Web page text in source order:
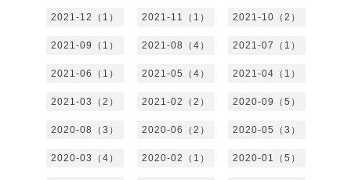
2021-12（1） 2021-11（1） 2021-10（2）
2021-09（1） 2021-08（4） 2021-07（1）
2021-06（1） 2021-05（4） 2021-04（1）
2021-03（2） 2021-02（2） 2020-09（5）
2020-08（3） 2020-06（2） 2020-05（3）
2020-03（4） 2020-02（1） 2020-01（5）